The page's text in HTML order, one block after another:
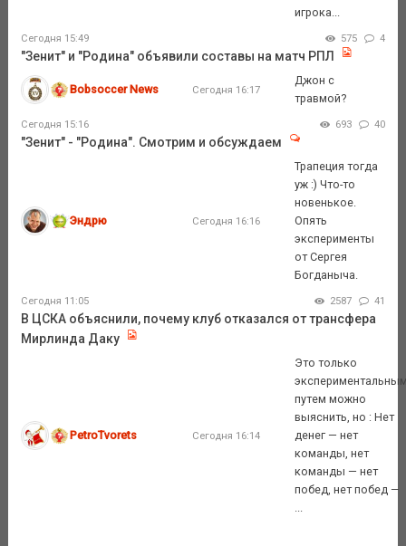
игрока...
Сегодня 15:49 575 4
"Зенит" и "Родина" объявили составы на матч РПЛ
Bobsoccer News Сегодня 16:17
Джон с
травмой?
Сегодня 15:16 693 40
"Зенит" - "Родина". Смотрим и обсуждаем
Эндрю Сегодня 16:16
Трапеция тогда
уж :) Что-то
новенькое.
Опять
эксперименты
от Сергея
Богданыча.
Сегодня 11:05 2587 41
В ЦСКА объяснили, почему клуб отказался от трансфера
Мирлинда Даку
PetroTvorets Сегодня 16:14
Это только
путем можно
выяснить, но : Нет
денег — нет
команды, нет
команды — нет
побед, нет побед —
...